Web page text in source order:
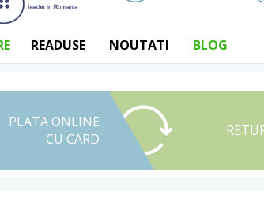
UTILIZATOR NOU
RECUPEREAZA PAROLA
READUSE NOUTATI BLOG
PLATA ONLINE
CU CARD